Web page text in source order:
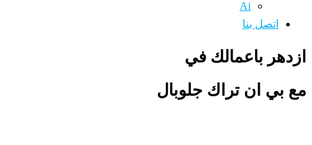
Ai
اتصل بنا
ازدهر باعمالك في
مع بي ان تراك جلوبال